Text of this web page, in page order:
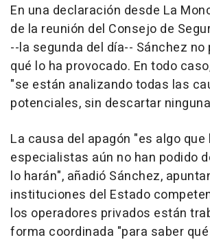
En una declaración desde La
de la reunión del Consejo de
--la segunda del día-- Sánchez
qué lo ha provocado. En todo
"se están analizando todas las
potenciales, sin descartar
La causa del apagón "es algo que
especialistas aún no han podido
lo harán", añadió Sánchez,
instituciones del Estado
los operadores privados están
forma coordinada "para saber